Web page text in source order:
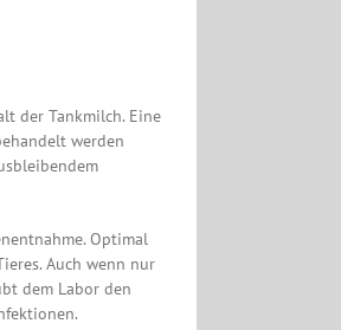
der Tankmilch. Eine
werden
Optimal
Auch wenn nur
dem Labor den